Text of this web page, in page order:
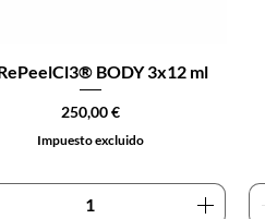
BODY 3x12 ml
Precio
250,00 €
Impuesto excluido